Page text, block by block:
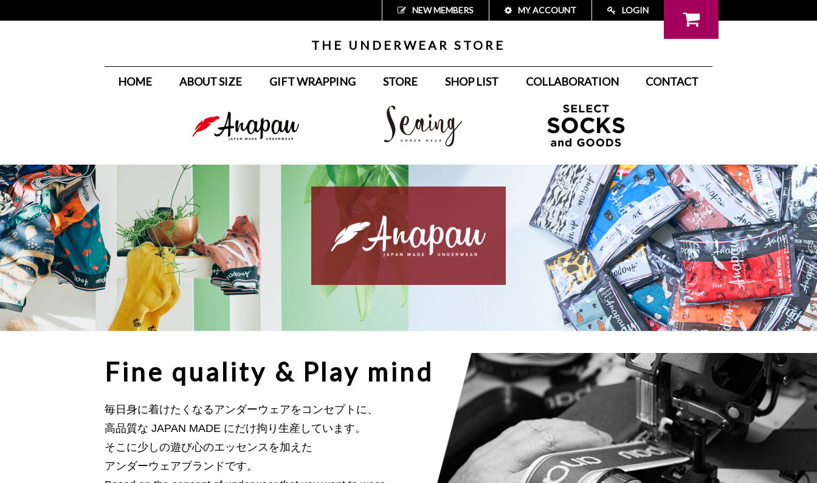
NEW MEMBERS MY ACCOUNT LOGIN
THE UNDERWEAR STORE
HOME ABOUT SIZE GIFT WRAPPING STORE SHOP LIST COLLABORATION CONTACT
Fine quality & Play mind
毎日身に着けたくなるアンダーウェアをコンセプトに、
高品質な JAPAN MADE にだけ拘り生産しています。
そこに少しの遊び心のエッセンスを加えた
アンダーウェアブランドです。